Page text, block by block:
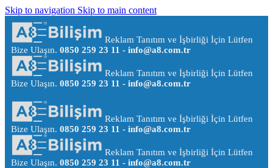
Skip to navigation Skip to main content
Reklam Tanıtım ve İşbirliği İçin Lütfen
Bize Ulaşın. 0850 259 23 11 - info@a8.com.tr
Reklam Tanıtım ve İşbirliği İçin Lütfen
Bize Ulaşın. 0850 259 23 11 - info@a8.com.tr
Reklam Tanıtım ve İşbirliği İçin Lütfen
Bize Ulaşın. 0850 259 23 11 - info@a8.com.tr
Reklam Tanıtım ve İşbirliği İçin Lütfen
Bize Ulaşın. 0850 259 23 11 - info@a8.com.tr